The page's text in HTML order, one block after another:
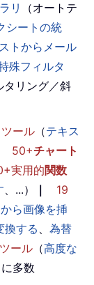
リ
（オートテ
シートの統
トからメール
殊フィルタ
タリング／斜
ツール （テキス
50+チャート
実用的関数
、...） ｜
19
ら画像を挿
換する、 為替
ツール （高度な
多数